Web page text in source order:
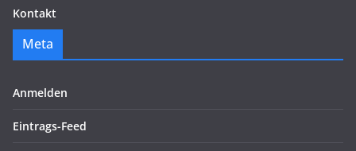
Kontakt
Meta
Anmelden
Eintrags-Feed